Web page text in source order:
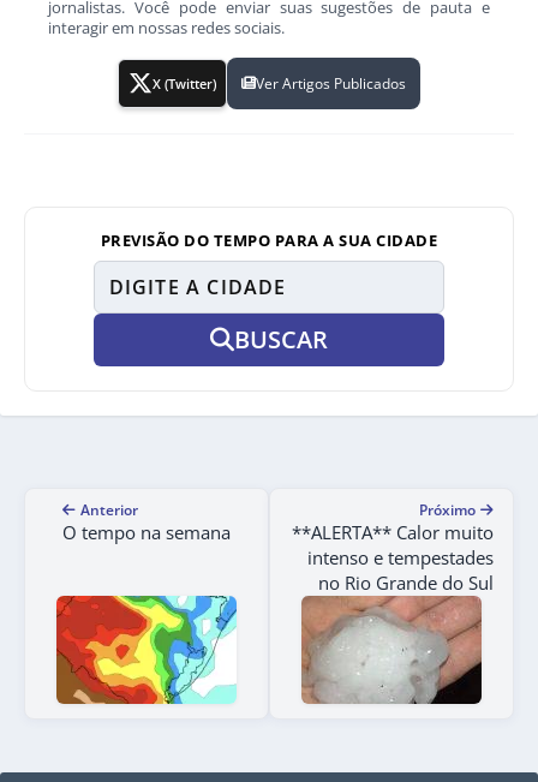
jornalistas. Você pode enviar suas sugestões de pauta e
interagir em nossas redes sociais.
X (Twitter) Ver Artigos Publicados
PREVISÃO DO TEMPO PARA A SUA CIDADE
BUSCAR
Anterior
O tempo na semana
Próximo
**ALERTA** Calor muito
intenso e tempestades
no Rio Grande do Sul